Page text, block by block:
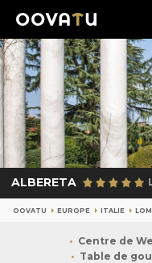
ALBERETA
OOVATU EUROPE ITALIE
Centre de
Table de